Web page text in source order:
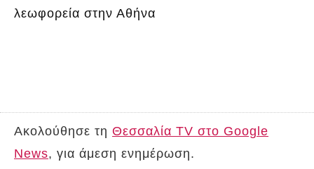
λεωφορεία στην Αθήνα
Ακολούθησε τη Θεσσαλία TV στο Google
News, για άμεση ενημέρωση.